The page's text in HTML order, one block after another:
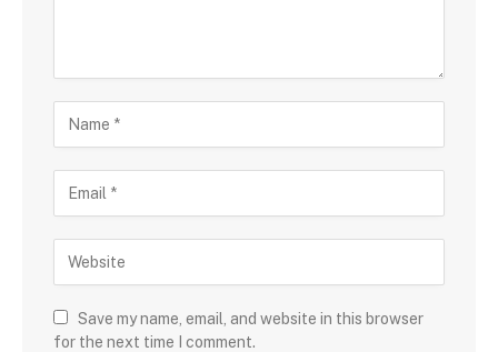
Save my name, email, and website in this browser
for the next time I comment.